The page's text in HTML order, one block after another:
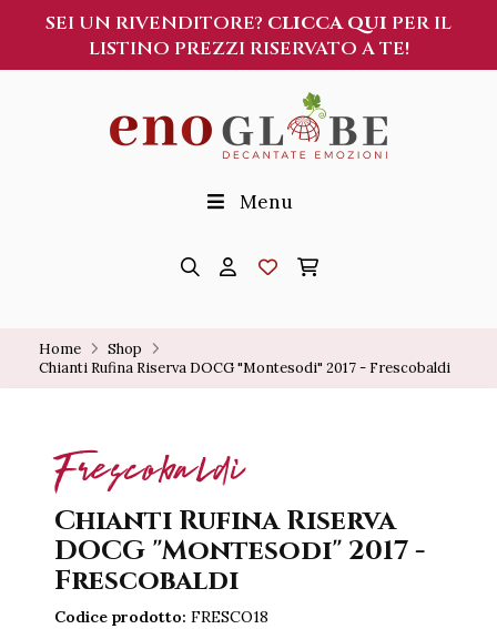
SEI UN RIVENDITORE? CLICCA QUI PER IL
LISTINO PREZZI RISERVATO A TE!
Menu
Home
Shop
Chianti Rufina Riserva DOCG "Montesodi" 2017 - Frescobaldi
Frescobaldi
Chianti Rufina Riserva
DOCG "Montesodi" 2017 -
Frescobaldi
Codice prodotto: FRESCO18